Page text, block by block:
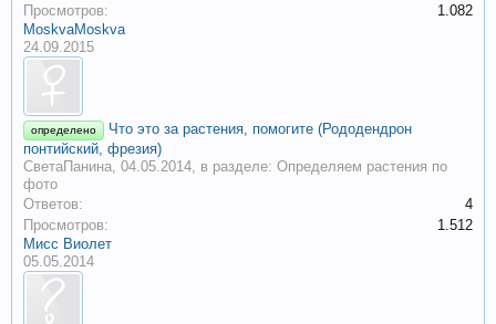
Просмотров:
1.082
MoskvaMoskva
24.09.2015
определено
Что это за растения, помогите (Рододендрон
понтийский, фрезия)
СветаПанина 04.05.2014 , в разделе: Определяем растения по
фото
Ответов:
4
Просмотров:
1.512
Мисс Виолет
05.05.2014